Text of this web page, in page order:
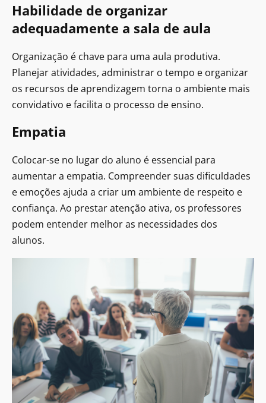
Habilidade de organizar
adequadamente a sala de aula
Organização é chave para uma aula produtiva.
Planejar atividades, administrar o tempo e organizar
os recursos de aprendizagem torna o ambiente mais
convidativo e facilita o processo de ensino.
Empatia
Colocar-se no lugar do aluno é essencial para
aumentar a empatia. Compreender suas dificuldades
e emoções ajuda a criar um ambiente de respeito e
confiança. Ao prestar atenção ativa, os professores
podem entender melhor as necessidades dos
alunos.